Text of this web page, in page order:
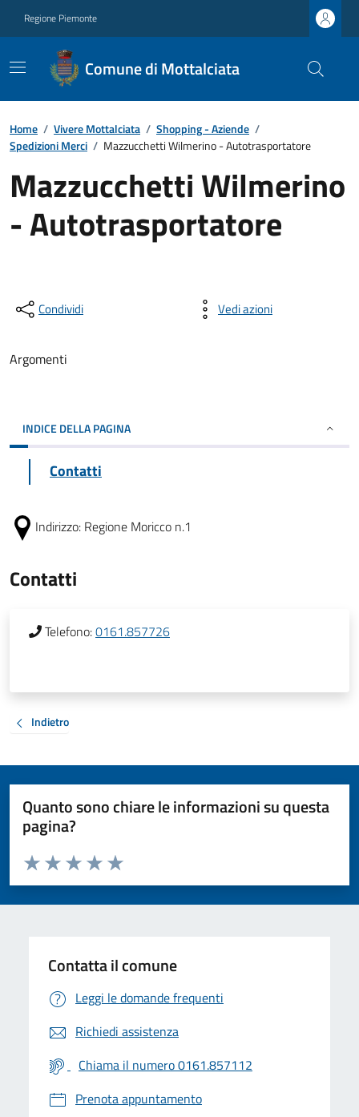
Regione Piemonte
Comune di Mottalciata
Home / Vivere Mottalciata / Shopping - Aziende /
Spedizioni Merci / Mazzucchetti Wilmerino - Autotrasportatore
Mazzucchetti Wilmerino
- Autotrasportatore
Condividi Vedi azioni
Argomenti
INDICE DELLA PAGINA
Contatti
Indirizzo: Regione Moricco n.1
Contatti
Telefono:0161.857726
Indietro
Quanto sono chiare le informazioni su questa
pagina?
Valuta da 1 a 5 stelle la pagina
Valuta 5 stelle su 5
Valuta 4 stelle su 5
Valuta 3 stelle su 5
Valuta 2 stelle su 5
Valuta 1 stelle su 5
Contatta il comune
Leggi le domande frequenti
Richiedi assistenza
Chiama il numero 0161.857112
Prenota appuntamento